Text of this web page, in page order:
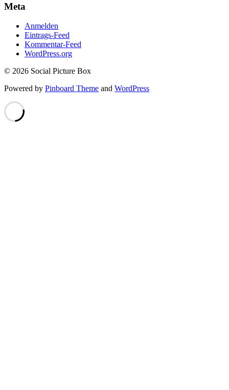
Meta
Anmelden
Eintrags-Feed
Kommentar-Feed
WordPress.org
© 2026 Social Picture Box
Powered by Pinboard Theme and WordPress